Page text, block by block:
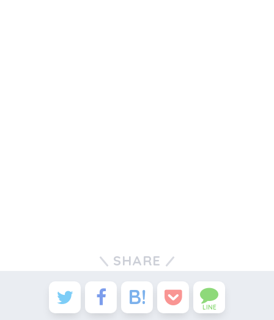
SHARE
LINE